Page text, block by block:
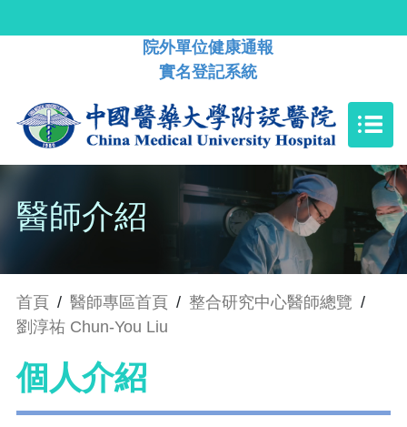
院外單位健康通報
實名登記系統
醫師介紹
首頁 / 醫師專區首頁 / 整合研究中心醫師總覽 /
劉淳祐 Chun-You Liu
個人介紹